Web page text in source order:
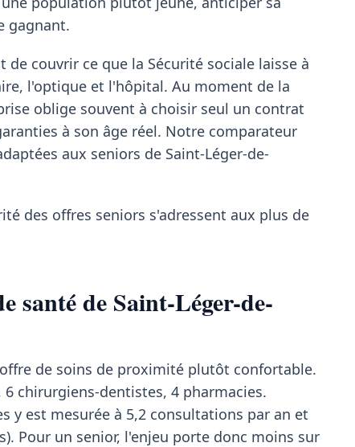
gagnant.
couvrir ce que la Sécurité sociale laisse à
l'optique et l'hôpital. Au moment de la
oblige souvent à choisir seul un contrat
à son âge réel. Notre comparateur
aux seniors de Saint-Léger-de-
des offres seniors s'adressent aux plus de
santé de Saint-Léger-de-
de soins de proximité plutôt confortable.
chirurgiens-dentistes, 4 pharmacies.
y est mesurée à 5,2 consultations par an et
Pour un senior, l'enjeu porte donc moins sur